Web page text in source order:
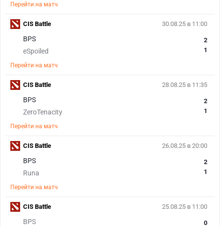
Перейти на матч
30.08.25 в 11:00
BPS
eSpoiled
2
1
Перейти на матч
CIS Battle
28.08.25 в 11:35
BPS
ZeroTenacity
2
1
Перейти на матч
CIS Battle
26.08.25 в 20:00
BPS
Runa
2
1
Перейти на матч
CIS Battle
25.08.25 в 11:00
BPS
0
CIS Battle